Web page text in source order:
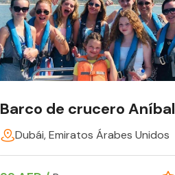
Barco de crucero Aníbal
Dubái, Emiratos Árabes Unidos